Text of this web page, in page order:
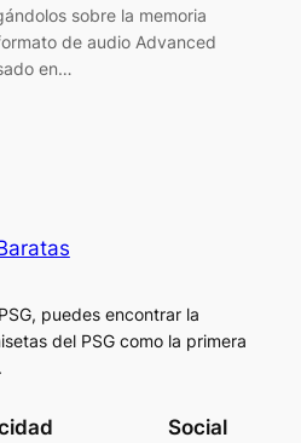
sobre la memoria
de audio Advanced
en…
puedes encontrar la
del PSG como la primera
Social